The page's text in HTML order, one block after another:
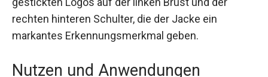
rechten hinteren Schulter, die der Jacke ein
markantes Erkennungsmerkmal geben.